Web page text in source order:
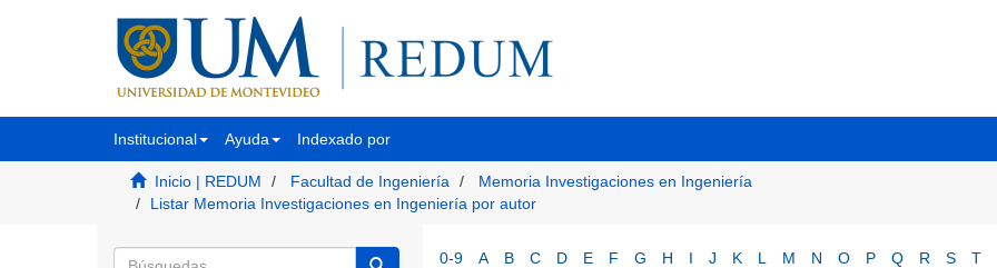
Institucional Ayuda Indexado por
Inicio | REDUM Facultad de Ingeniería
Memoria Investigaciones en Ingeniería
Listar Memoria Investigaciones en Ingeniería por autor
0-9 A B C D E F G H I J K L M N O P Q R S T